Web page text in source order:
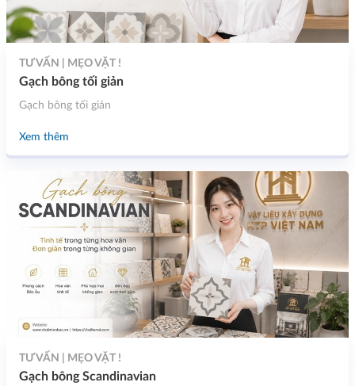
TƯ VẤN | MẸO VẶT !
Gạch bông tối giản
Gạch bông tối giản
Xem thêm
TƯ VẤN | MẸO VẶT !
Gạch bông Scandinavian